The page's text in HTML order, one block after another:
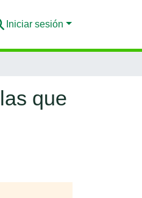
Iniciar sesión
que